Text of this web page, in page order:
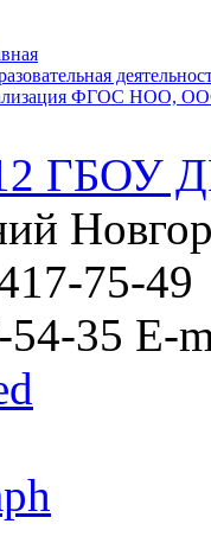
ФГОС НОО,
ГБОУ
75-49
54-35 E-